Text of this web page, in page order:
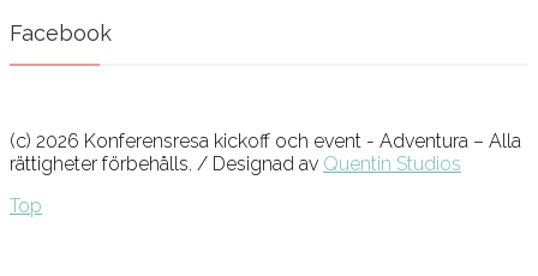
Facebook
(c) 2026 Konferensresa kickoff och event - Adventura – Alla
rättigheter förbehålls. / Designad av Quentin Studios
Top